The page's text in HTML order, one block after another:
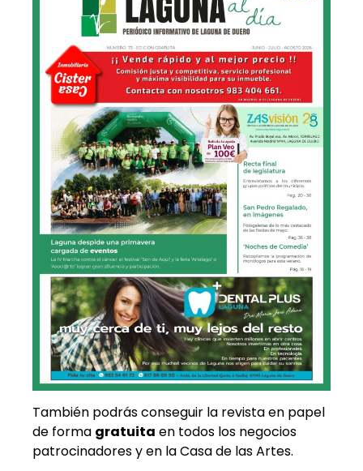
También podrás conseguir la revista en papel
de forma gratuita en todos los negocios
patrocinadores y en la Casa de las Artes.